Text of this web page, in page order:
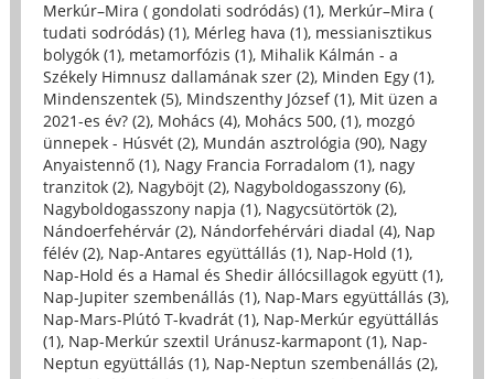
Merkúr–Mira ( gondolati sodródás) (1), Merkúr–Mira (
tudati sodródás) (1), Mérleg hava (1), messianisztikus
bolygók (1), metamorfózis (1), Mihalik Kálmán - a
Székely Himnusz dallamának szer (2), Minden Egy (1),
Mindenszentek (5), Mindszenthy József (1), Mit üzen a
2021-es év? (2), Mohács (4), Mohács 500, (1), mozgó
ünnepek - Húsvét (2), Mundán asztrológia (90), Nagy
Anyaistennő (1), Nagy Francia Forradalom (1), nagy
tranzitok (2), Nagyböjt (2), Nagyboldogasszony (6),
Nagyboldogasszony napja (1), Nagycsütörtök (2),
Nándoerfehérvár (2), Nándorfehérvári diadal (4), Nap
félév (2), Nap-Antares együttállás (1), Nap-Hold (1),
Nap-Hold és a Hamal és Shedir állócsillagok együtt (1),
Nap-Jupiter szembenállás (1), Nap-Mars együttállás (3),
Nap-Mars-Plútó T-kvadrát (1), Nap-Merkúr együttállás
(1), Nap-Merkúr szextil Uránusz-karmapont (1), Nap-
Neptun együttállás (1), Nap-Neptun szembenállás (2),